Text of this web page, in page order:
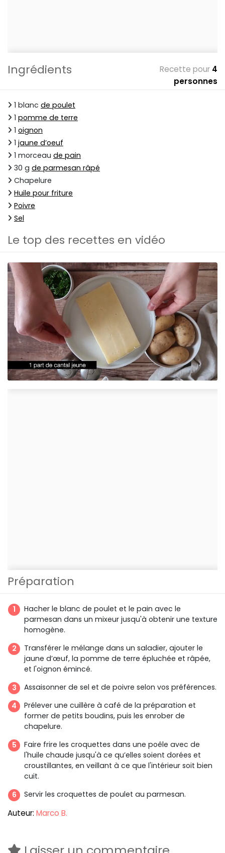
Ingrédients Recette pour 4
personnes
1 blanc de poulet
1 pomme de terre
1 oignon
1 jaune d’oeuf
1 morceau de pain
30 g de parmesan râpé
Chapelure
Huile pour friture
Poivre
Sel
Le top des recettes en vidéo
Préparation
Hacher le blanc de poulet et le pain avec le
parmesan dans un mixeur jusqu'à obtenir une texture
homogène.
Transférer le mélange dans un saladier, ajouter le
jaune d’œuf, la pomme de terre épluchée et râpée,
et l'oignon émincé.
Assaisonner de sel et de poivre selon vos préférences.
Prélever une cuillère à café de la préparation et
former de petits boudins, puis les enrober de
chapelure.
Faire frire les croquettes dans une poêle avec de
l'huile chaude jusqu'à ce qu’elles soient dorées et
croustillantes, en veillant à ce que l'intérieur soit bien
cuit.
Servir les croquettes de poulet au parmesan.
Auteur: Marco B.